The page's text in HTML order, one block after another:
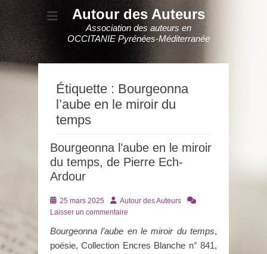
Autour des Auteurs
Association des auteurs en
OCCITANIE Pyrénées-Méditerranée
Étiquette : Bourgeonna
l’aube en le miroir du
temps
Bourgeonna l’aube en le miroir
du temps, de Pierre Ech-
Ardour
Posté
le
25 mars 2025 AuteurAutour des Auteurs
Laisser un commentaire
Bourgeonna l’aube en le miroir du temps,
poésie, Collection Encres Blanche n° 841,